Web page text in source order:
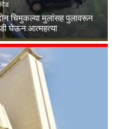
चिमुकल्या मुलांसह पुलावरून
घेऊन आत्महत्या